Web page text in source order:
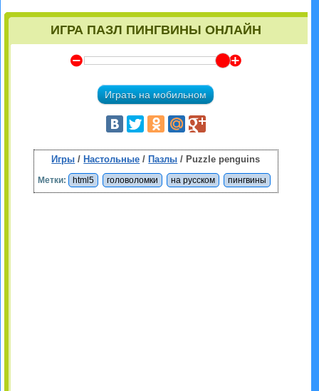
ИГРА ПАЗЛ ПИНГВИНЫ ОНЛАЙН
Y Z
Играть на мобильном
Игры / Настольные / Пазлы / Puzzle penguins
Метки: html5 головоломки на русском пингвины